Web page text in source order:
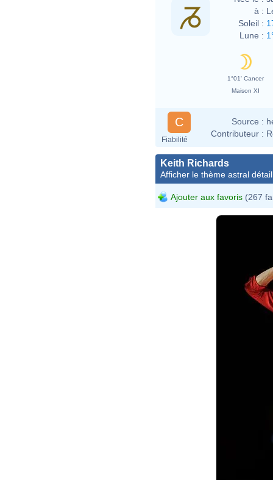
à :
Soleil :
Lune :
1°01' Cancer
Maison XI
C
Fiabilité
Source :
Contributeur :
Keith Richards
Afficher le thème astral
Ajouter aux favoris (267